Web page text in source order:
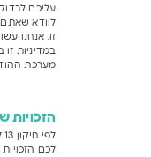
עליכם
לוודא שאתם
זו. אנחנו
במדיניות
מערכת
הזכויות
לכם